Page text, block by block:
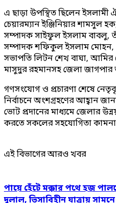
এ ছাড়া উপস্থিত ছিলেন ইসলামী
চেয়ারম্যান ইঞ্জিনিয়ার শামসুল
সম্পাদক সাইফুল ইসলাম বাবলু,
সম্পাদক শফিকুল ইসলাম মোহন,
সভাপতি লিটন শেখ বাঘা, আমির
মাসুদুর রহমানসহ জেলা জাগপার
গণসংযোগ ও প্রচারণা শেষে
নির্বাচনে অংশগ্রহণের আহ্বান
ভোট প্রদানের মাধ্যমে জেলার
করতে সকলের সহযোগিতা
এই বিভাগের আরও খবর
পায়ে হেঁটে মক্কার পথে হজ
দুলাল, ভিসাবিহীন যাত্রায়